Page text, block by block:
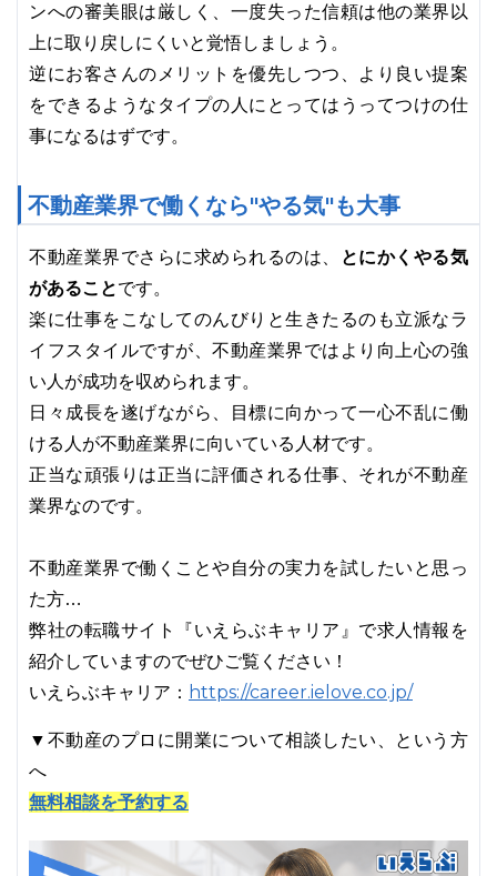
ンへの審美眼は厳しく、一度失った信頼は他の業界以
上に取り戻しにくいと覚悟しましょう。
逆にお客さんのメリットを優先しつつ、より良い提案
をできるようなタイプの人にとってはうってつけの仕
事になるはずです。
不動産業界で働くなら"やる気"も大事
不動産業界でさらに求められるのは、
とにかくやる気
があることです。
楽に仕事をこなしてのんびりと生きたるのも立派なラ
イフスタイルですが、不動産業界ではより向上心の強
い人が成功を収められます。
日々成長を遂げながら、目標に向かって一心不乱に働
ける人が不動産業界に向いている人材です。
正当な頑張りは正当に評価される仕事、それが不動産
業界なのです。
不動産業界で働くことや自分の実力を試したいと思っ
た方…
弊社の転職サイト『いえらぶキャリア』で求人情報を
紹介していますのでぜひご覧ください！
いえらぶキャリア： https://career.ielove.co.jp/
▼不動産のプロに開業について相談したい、という方
へ
無料相談を予約する